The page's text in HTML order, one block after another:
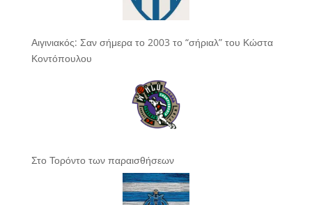
Αιγινιακός: Σαν σήμερα το 2003 το “σήριαλ” του Κώστα
Κοντόπουλου
Στο Τορόντο των παραισθήσεων